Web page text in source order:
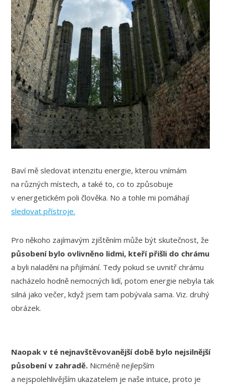
Baví mě sledovat intenzitu energie, kterou vnímám
na různých místech, a také to, co to způsobuje
v energetickém poli člověka. No a tohle mi pomáhají
sledovat přístroje.
Pro někoho zajímavým zjištěním může být skutečnost, že
působení bylo ovlivněno lidmi, kteří přišli do chrámu
a byli naladěni na přijímání. Tedy pokud se uvnitř chrámu
nacházelo hodně nemocných lidí, potom energie nebyla tak
silná jako večer, když jsem tam pobývala sama. Viz. druhý
obrázek.
Naopak v té nejnavštěvovanější době bylo nejsilnější
působení v zahradě. Nicméně nejlepším
a nejspolehlivějším ukazatelem je naše intuice, proto je